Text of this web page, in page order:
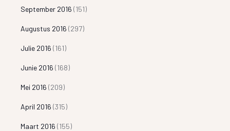
September 2016 (151)
Augustus 2016 (297)
Julie 2016 (161)
Junie 2016 (168)
Mei 2016 (209)
April 2016 (315)
Maart 2016 (155)